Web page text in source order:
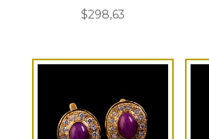
$298,63